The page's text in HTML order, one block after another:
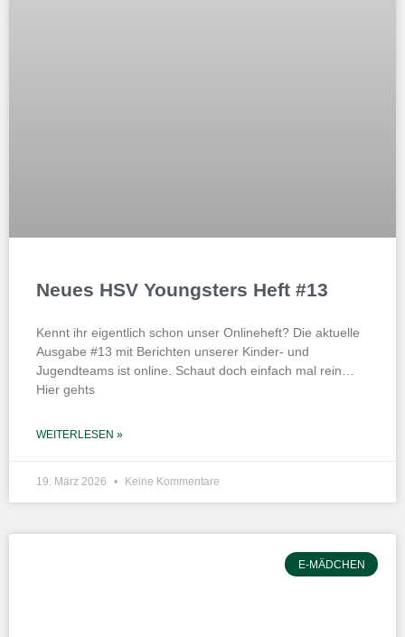
Neues HSV Youngsters Heft #13
Kennt ihr eigentlich schon unser Onlineheft? Die aktuelle
Ausgabe #13 mit Berichten unserer Kinder- und
Jugendteams ist online. Schaut doch einfach mal rein…
Hier gehts
WEITERLESEN »
19. März 2026 Keine Kommentare
E-MÄDCHEN